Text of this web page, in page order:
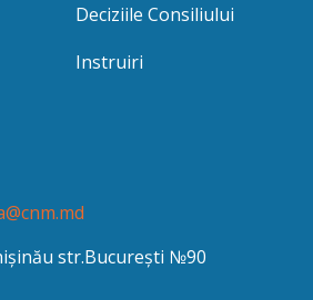
Deciziile Consiliului
Instruiri
str.București №90